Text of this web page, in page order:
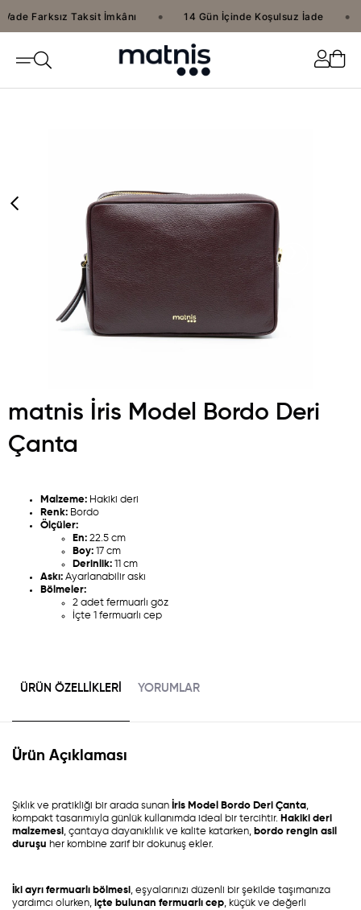
Farksız Taksit İmkânı • 14 Gün İçinde Koşulsuz İade •
matnis İris Model Bordo Deri
Çanta
Malzeme: Hakiki deri
Renk: Bordo
Ölçüler:
En: 22.5 cm
Boy: 17 cm
Derinlik: 11 cm
Askı: Ayarlanabilir askı
Bölmeler:
2 adet fermuarlı göz
İçte 1 fermuarlı cep
ÜRÜN ÖZELLIKLERI YORUMLAR
Ürün Açıklaması
Şıklık ve pratikliği bir arada sunan İris Model Bordo Deri Çanta
kompakt tasarımıyla günlük kullanımda ideal bir tercihtir. Hakiki deri
malzemesi
, çantaya dayanıklılık ve kalite katarken,
bordo rengin asil
duruşu her kombine zarif bir dokunuş ekler.
İki ayrı fermuarlı bölmesi , eşyalarınızı düzenli bir şekilde taşımanıza
yardımcı olurken, içte bulunan fermuarlı cep, küçük ve değerli